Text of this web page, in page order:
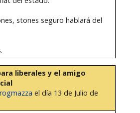
stones seguro hablará del
liberales y el amigo
el día 13 de Julio de